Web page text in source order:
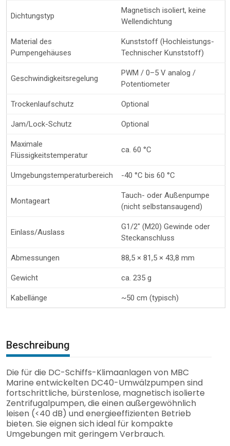
Dichtungstyp
Magnetisch isoliert, keine
Wellendichtung
Material des
Pumpengehäuses
Kunststoff (Hochleistungs-
Technischer Kunststoff)
Geschwindigkeitsregelung
PWM / 0–5 V analog /
Potentiometer
Trockenlaufschutz Optional
Jam/Lock-Schutz Optional
Maximale
Flüssigkeitstemperatur
ca. 60 °C
Umgebungstemperaturbereich -40 °C bis 60 °C
Montageart
Tauch- oder Außenpumpe
(nicht selbstansaugend)
Einlass/Auslass
G1/2″ (M20) Gewinde oder
Steckanschluss
Abmessungen 88,5 × 81,5 × 43,8 mm
Gewicht ca. 235 g
Kabellänge ~50 cm (typisch)
Beschreibung
Die für die DC-Schiffs-Klimaanlagen von MBC
Marine entwickelten DC40-Umwälzpumpen sind
fortschrittliche, bürstenlose, magnetisch isolierte
Zentrifugalpumpen, die einen außergewöhnlich
leisen (<40 dB) und energieeffizienten Betrieb
bieten. Sie eignen sich ideal für kompakte
Umgebungen mit geringem Verbrauch.